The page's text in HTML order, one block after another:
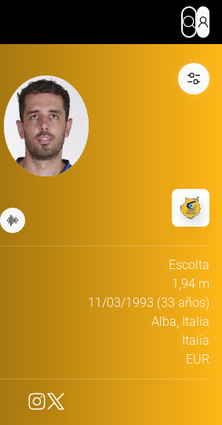
Escolta
1,94 m
11/03/1993 (33 años)
Alba, Italia
Italia
EUR